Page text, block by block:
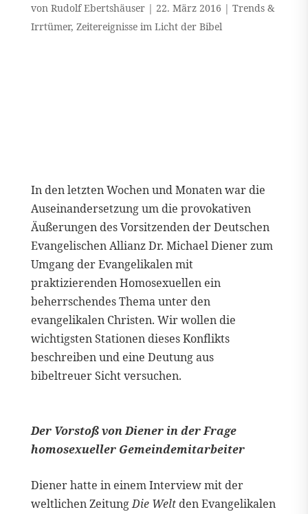
von Rudolf Ebertshäuser| 22. März 2016 | Trends &
Irrtümer, Zeitereignisse im Licht der Bibel
In den letzten Wochen und Monaten war die
Auseinandersetzung um die provokativen
Äußerungen des Vorsitzenden der Deutschen
Evangelischen Allianz Dr. Michael Diener zum
Umgang der Evangelikalen mit
praktizierenden Homosexuellen ein
beherrschendes Thema unter den
evangelikalen Christen. Wir wollen die
wichtigsten Stationen dieses Konflikts
beschreiben und eine Deutung aus
bibeltreuer Sicht versuchen.
Der Vorstoß von Diener in der Frage
homosexueller Gemeindemitarbeiter
Diener hatte in einem Interview mit der
weltlichen ZeitungDie Weltden Evangelikalen